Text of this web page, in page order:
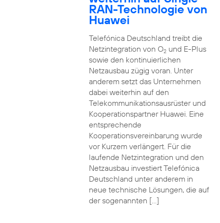
RAN-Technologie von
Huawei
Telefónica Deutschland treibt die
Netzintegration von O2und E-Plus
sowie den kontinuierlichen
Netzausbau zügig voran. Unter
anderem setzt das Unternehmen
dabei weiterhin auf den
Telekommunikationsausrüster und
Kooperationspartner Huawei. Eine
entsprechende
Kooperationsvereinbarung wurde
vor Kurzem verlängert. Für die
laufende Netzintegration und den
Netzausbau investiert Telefónica
Deutschland unter anderem in
neue technische Lösungen, die auf
der sogenannten […]